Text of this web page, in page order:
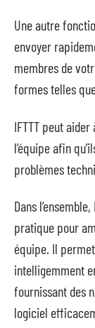
Une autre
envoyer
membres de
formes telles
IFTTT peut
l’équipe afin
problèmes
Dans
pratique pour
équipe. Il
intelligemment
fournissant des
logiciel